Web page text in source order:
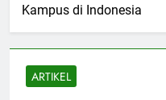
Kampus di Indonesia
ARTIKEL